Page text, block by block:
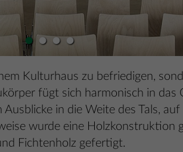
••••
Kulturhaus zu befriedigen,
fügt sich harmonisch in das
in die Weite des Tals,
wurde eine Holzkonstruktion
Fichtenholz gefertigt.